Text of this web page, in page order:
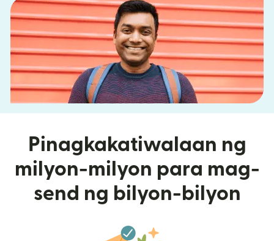
Pinagkakatiwalaan ng
milyon-milyon para mag-
send ng bilyon-bilyon